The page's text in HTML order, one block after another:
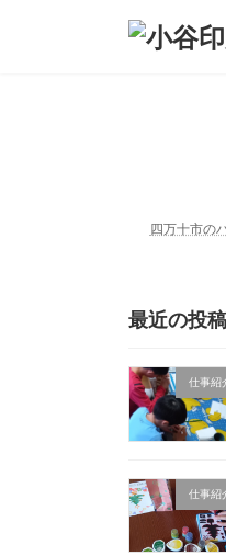
四万十市の
最近の投稿
仕事紹
仕事紹